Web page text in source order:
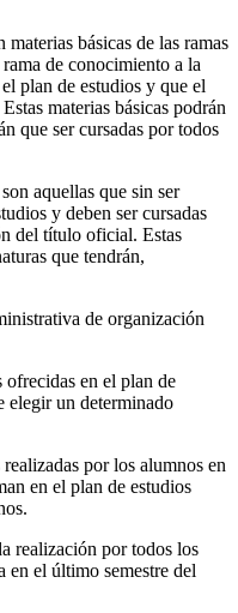
materias básicas de las ramas
de conocimiento a la
plan de estudios y que el
materias básicas podrán
que ser cursadas por todos
aquellas que sin ser
y deben ser cursadas
del título oficial. Estas
que tendrán,
de organización
en el plan de
elegir un determinado
por los alumnos en
en el plan de estudios
realización por todos los
en el último semestre del